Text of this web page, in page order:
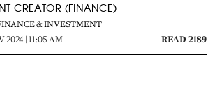
CREATOR (FINANCE)
& INVESTMENT
2024 | 11:05 AM
READ 2189